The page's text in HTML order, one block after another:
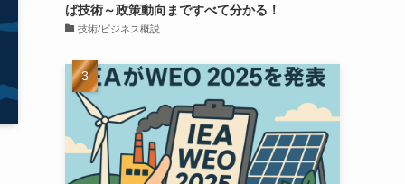
ば技術～政策動向まですべて分かる！
技術/ビジネス概説